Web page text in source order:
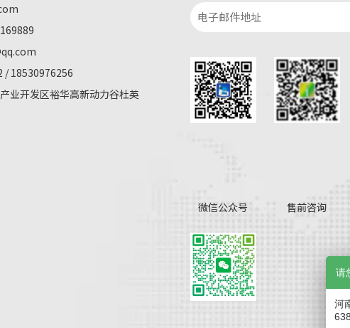
/ 18530976256
业开发区裕华高新动力谷杜英
微信公众号 售前咨询
请
河